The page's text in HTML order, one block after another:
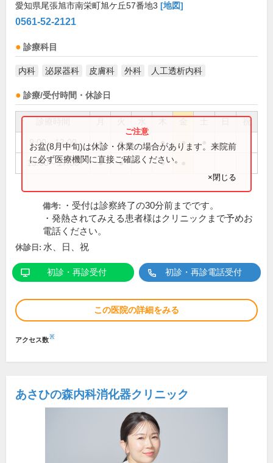
愛知県尾張旭市南栄町旭ケ丘57番地3 [地図]
0561-52-2121
診療科目
内科 泌尿器科 皮膚科 外科 人工透析内科
診療/受付時間・休診日
祝
9:00～12:00 ● ● ● ●
15:00～17:00 ● ● ●
お盆(8月中旬)は休診・休業の場合があります。来院前
に必ず医療機関に直接ご確認ください。
×閉じる
備考:
・受付は診察終了の30分前までです。
・発熱されてみえる患者様はクリニックまで予めお
電話ください。
休診日: 水、日、祝
初診・再診受付 初診・再診電話受付
この医院の詳細をみる
アクセス数※
あさひの森内科消化器クリニック